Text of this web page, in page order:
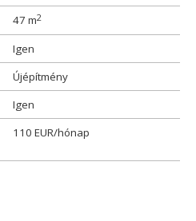
47 m2
Igen
Újépítmény
Igen
110 EUR/hónap